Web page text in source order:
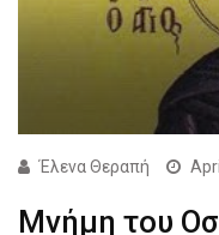
Έλενα Θεραπή
Μνήμη του